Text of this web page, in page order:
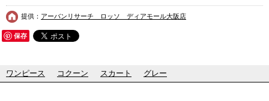
提供： アーバンリサーチ ロッソ ディアモール大阪店
保存
ワンピース コクーン スカート グレー